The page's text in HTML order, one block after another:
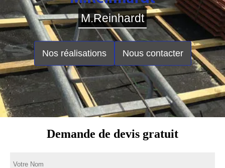
M.Reinhardt
Nos réalisations Nous contacter
Demande de devis gratuit